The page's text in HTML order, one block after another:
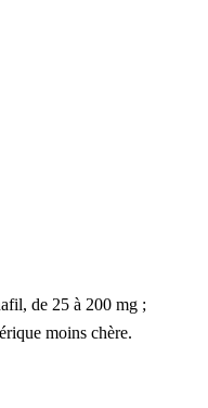
de 25 à 200 mg ;
moins chère.